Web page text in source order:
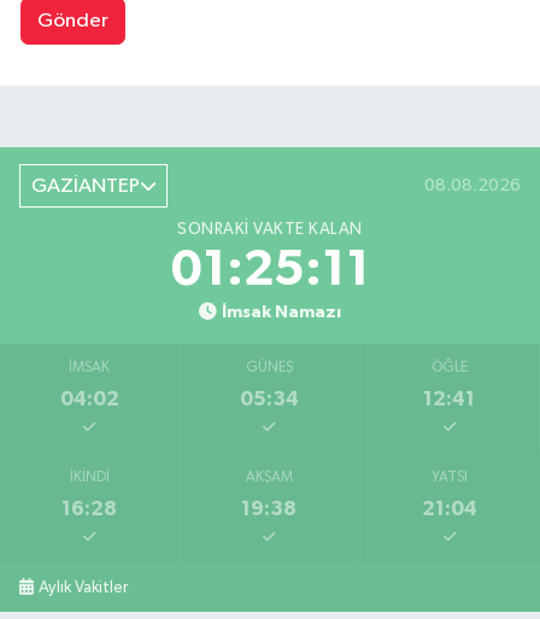
Gönder
GAZİANTEP 08.08.2026
SONRAKI VAKTE KALAN
01:25:11
İmsak Namazı
İMSAK
04:02
GÜNEŞ
05:34
ÖĞLE
12:41
İKINDI
16:28
AKŞAM
19:38
YATSI
21:04
Aylık Vakitler